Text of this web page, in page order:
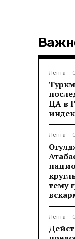
Лента
ЦА в
Лента
тему
Лента